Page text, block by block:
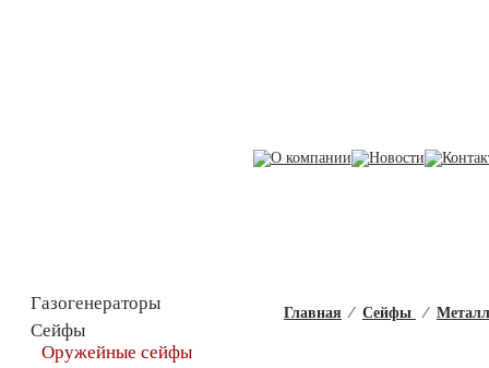
Главная ⁄ Сейфы ⁄
Газогенераторы
Сейфы
Оружейные сейфы